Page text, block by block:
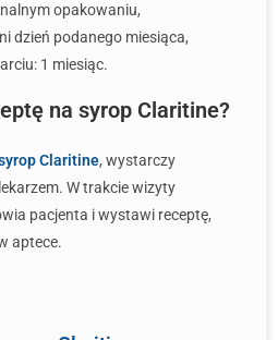
opakowaniu,
dzień podanego miesiąca,
1 miesiąc.
na syrop Claritine?
Claritine, wystarczy
W trakcie wizyty
pacjenta i wystawi receptę,
aptece.